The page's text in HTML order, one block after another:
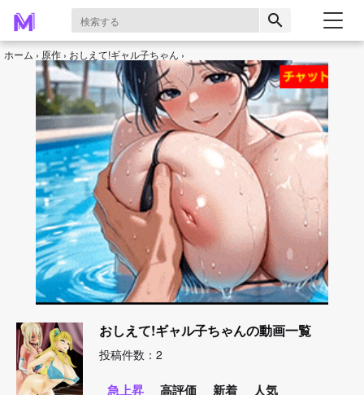
search
ホーム 原作 おしえて!ギャル子ちゃん
おしえて!ギャル子ちゃんの動画一覧
投稿件数：2
急上昇 高評価 新着 人気